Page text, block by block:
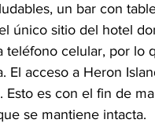
un bar con
único sitio del hotel
teléfono celular, por lo
El acceso a Heron
Esto es con el fin de
se mantiene intacta.